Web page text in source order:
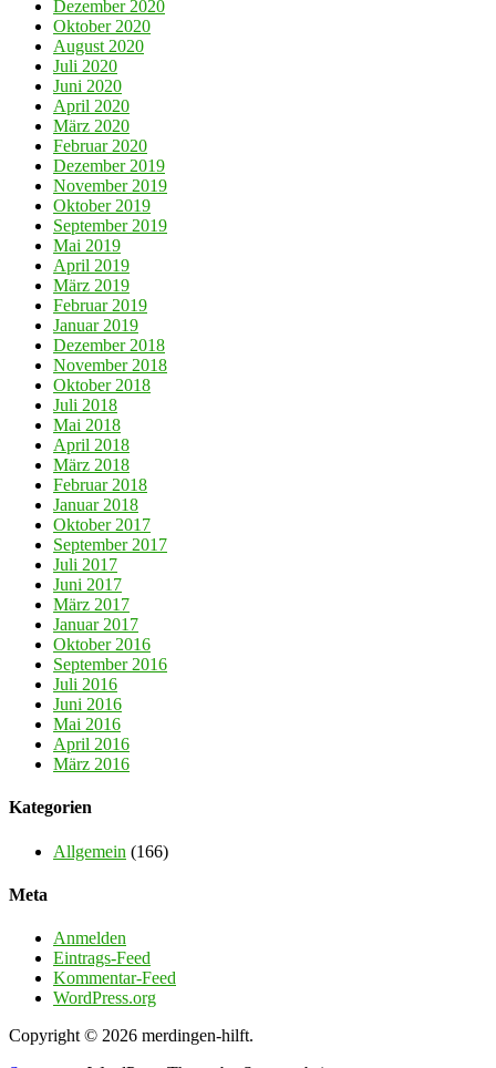
Dezember 2020
Oktober 2020
August 2020
Juli 2020
Juni 2020
April 2020
März 2020
Februar 2020
Dezember 2019
November 2019
Oktober 2019
September 2019
Mai 2019
April 2019
März 2019
Februar 2019
Januar 2019
Dezember 2018
November 2018
Oktober 2018
Juli 2018
Mai 2018
April 2018
März 2018
Februar 2018
Januar 2018
Oktober 2017
September 2017
Juli 2017
Juni 2017
März 2017
Januar 2017
Oktober 2016
September 2016
Juli 2016
Juni 2016
Mai 2016
April 2016
März 2016
Kategorien
Allgemein (166)
Meta
Anmelden
Eintrags-Feed
Kommentar-Feed
WordPress.org
Copyright © 2026 merdingen-hilft.